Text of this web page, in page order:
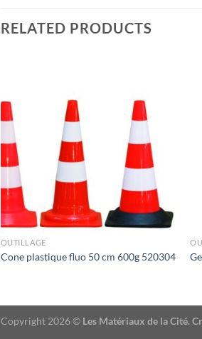
RELATED PRODUCTS
OUTILLAGE
Cone plastique fluo 50 cm 600g 520304
Copyright 2026 © Les Matériaux de la Cité.